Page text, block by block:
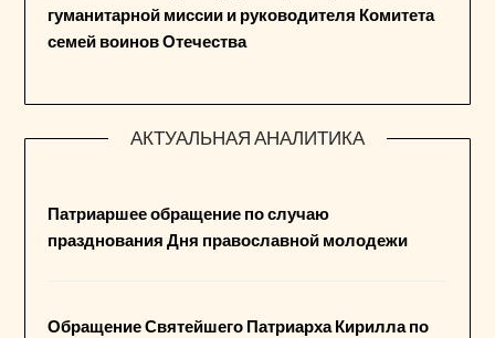
гуманитарной миссии и руководителя Комитета
семей воинов Отечества
АКТУАЛЬНАЯ АНАЛИТИКА
Патриаршее обращение по случаю
празднования Дня православной молодежи
Обращение Святейшего Патриарха Кирилла по